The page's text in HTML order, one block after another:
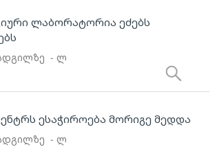
ლაბორატორია ეძებს
- ლ
ესაჭიროება მორიგე მედდა
- ლ